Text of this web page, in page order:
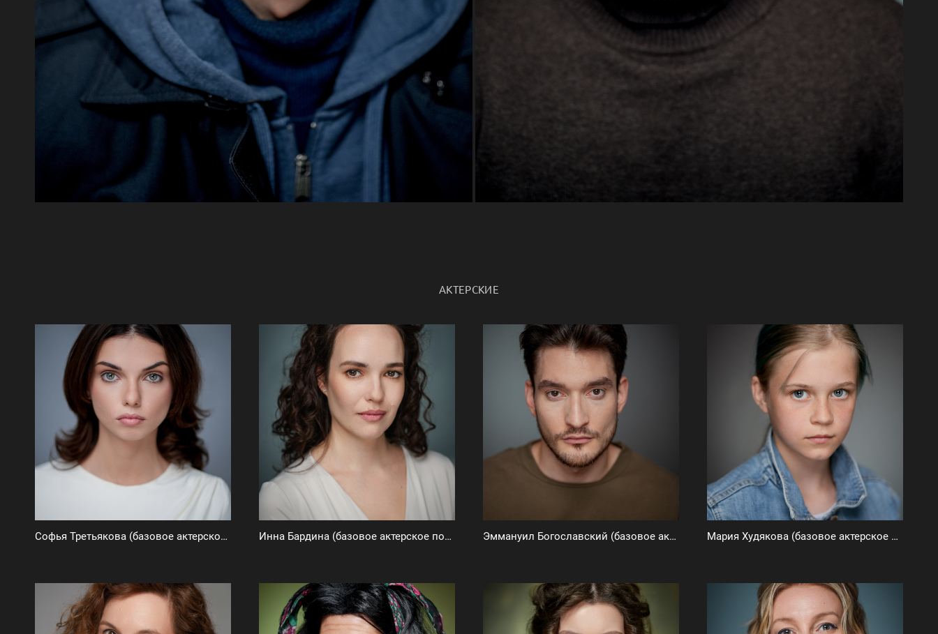
АКТЕРСКИЕ
Софья Третьякова (базовое актерское портфолио) Инна Бардина (базовое актерское портфолио) Эммануил Богославский (базовое актерское портфолио) Мария Худякова (базовое актерское портфолио)